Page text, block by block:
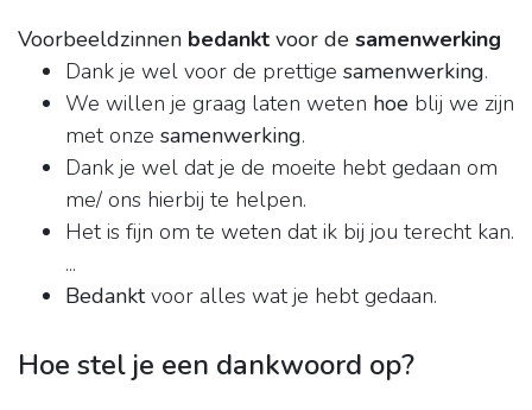
Voorbeeldzinnen bedankt voor de samenwerking
Dank je wel voor de prettige samenwerking.
We willen je graag laten weten hoe blij we zijn
met onze samenwerking.
Dank je wel dat je de moeite hebt gedaan om
me/ ons hierbij te helpen.
Het is fijn om te weten dat ik bij jou terecht kan.
...
Bedanktvoor alles wat je hebt gedaan.
Hoe stel je een dankwoord op?